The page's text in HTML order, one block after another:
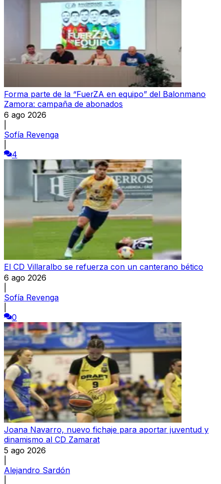
Forma parte de la “FuerZA en equipo” del Balonmano
Zamora: campaña de abonados
6 ago 2026
Sofía Revenga
4
El CD Villaralbo se refuerza con un canterano bético
6 ago 2026
Sofía Revenga
0
Joana Navarro, nuevo fichaje para aportar juventud y
dinamismo al CD Zamarat
5 ago 2026
Alejandro Sardón